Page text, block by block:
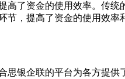
高了资金的使用效率。传
，提高了资金的使用效率
思银企联的平台为各方提